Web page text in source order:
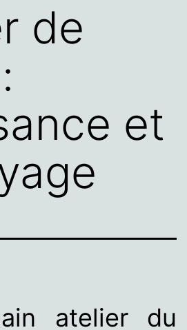
de
et
atelier du